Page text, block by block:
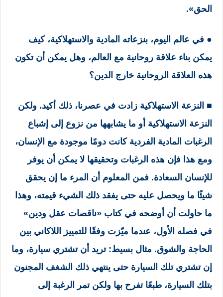
الحق».
● في عالم اليوم، بنزعاته المادية والاستهلاكية، كيف
يمكن بناء علاقة روحانية مع العالم، وهل يمكن أن تكون
هذه العلاقة الروحانية خارج الدين؟
■ النزعة الاستهلاكية زادت في عصرنا، ذلك أكيد. ولكن
النزعة الاستهلاكية أو ما يشابهها من نزوع إلى إشباع
الرغبات المادية الفردية كانت دومًا موجودة مع الإنسان،
ومع هذا فإن هذه الرغبات وتحقيقها لا يمكن أن يوفر
للإنسان السعادة. فمن المعلوم أن المرء ما إن يحقق
شيئًا ما ويحصل عليه حتى يفقد ذلك الشيء قيمته، وهذا
ما حاولت أن أوضحه في كتاب «ناقصات عقل ودين»
في فصله الأول، عندما ميّزت وفقًا للتمييز اللاكاني بين
الحاجة والشوق. مثال بسيط: تريد أن تشتري سيارة، وما
إن تشتري تلك السيارة حتى ينتهي ذلك الشغف المجنون
بتلك السيارة، طبعًا تفرح بها ولكن تمر الرغبة إلى